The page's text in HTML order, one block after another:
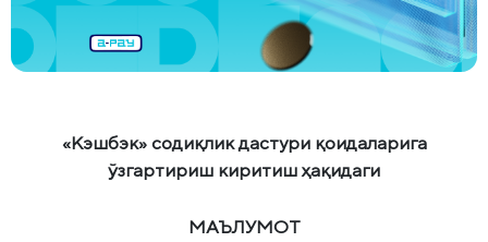
«Кэшбэк» содиқлик дастури қоидаларига
ўзгартириш киритиш ҳақидаги
МАЪЛУМОТ